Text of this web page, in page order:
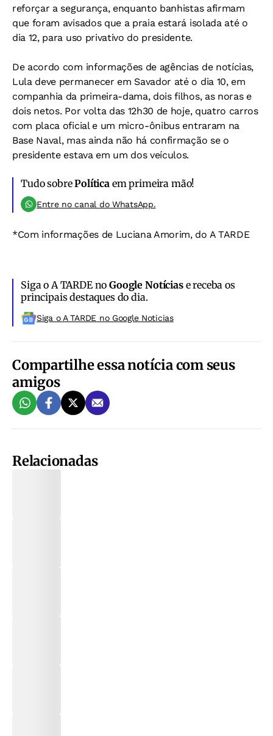
reforçar a segurança, enquanto banhistas afirmam
que foram avisados que a praia estará isolada até o
dia 12, para uso privativo do presidente.
De acordo com informações de agências de notícias,
Lula deve permanecer em Savador até o dia 10, em
companhia da primeira-dama, dois filhos, as noras e
dois netos. Por volta das 12h30 de hoje, quatro carros
com placa oficial e um micro-ônibus entraram na
Base Naval, mas ainda não há confirmação se o
presidente estava em um dos veículos.
Tudo sobrePolíticaem primeira mão!
Entre no canal do WhatsApp.
*Com informações de Luciana Amorim, do A TARDE
Siga o A TARDE noGoogle Notíciase receba os
principais destaques do dia.
Siga o A TARDE no Google Noticias
Compartilhe essa notícia com seus
amigos
Relacionadas